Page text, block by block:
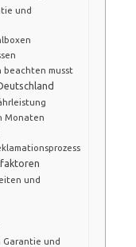
und
beachten musst
Monaten
und
Garantie und